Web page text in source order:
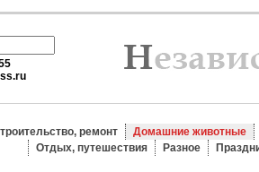
ремонт
Домашние животные
Отдых, путешествия
Разное